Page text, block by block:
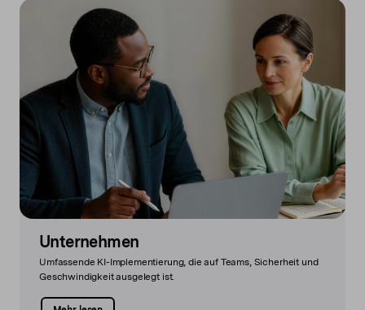
Unternehmen
Umfassende KI-Implementierung, die auf Teams, Sicherheit und
Geschwindigkeit ausgelegt ist.